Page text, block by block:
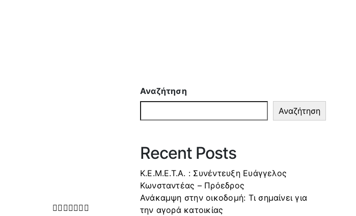
Facebook
Twitter
LinkedIn
WhatsApp
Tumblr
Pinterest
Αναζήτηση
Αναζήτηση
Recent Posts
Κ.Ε.Μ.Ε.Τ.Α. : Συνέντευξη Ευάγγελος
Κωνσταντέας – Πρόεδρος
Ανάκαμψη στην οικοδομή: Τι σημαίνει για
την αγορά κατοικίας